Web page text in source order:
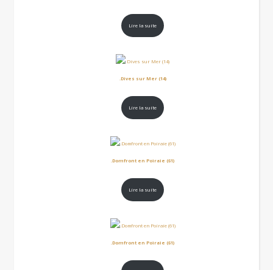
Lire la suite
.Dives sur Mer (14)
Lire la suite
.Domfront en Poiraie (61)
Lire la suite
.Domfront en Poiraie (61)